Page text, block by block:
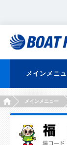
メインメニ
HOMEメインメニュー